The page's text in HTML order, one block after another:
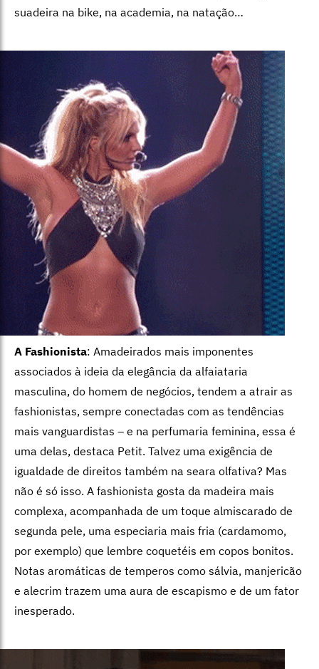
suadeira na bike, na academia, na natação…
A Fashionista: Amadeirados mais imponentes
associados à ideia da elegância da alfaiataria
masculina, do homem de negócios, tendem a atrair as
fashionistas, sempre conectadas com as tendências
mais vanguardistas – e na perfumaria feminina, essa é
uma delas, destaca Petit. Talvez uma exigência de
igualdade de direitos também na seara olfativa? Mas
não é só isso. A fashionista gosta da madeira mais
complexa, acompanhada de um toque almiscarado de
segunda pele, uma especiaria mais fria (cardamomo,
por exemplo) que lembre coquetéis em copos bonitos.
Notas aromáticas de temperos como sálvia, manjericão
e alecrim trazem uma aura de escapismo e de um fator
inesperado.